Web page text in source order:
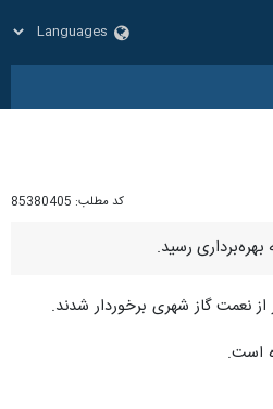
کد مطلب: 85380405